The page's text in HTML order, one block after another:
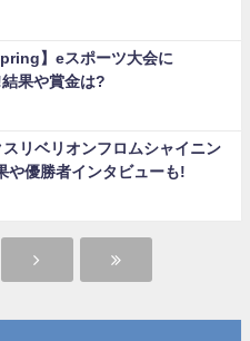
】eスポーツ大会に
果や賞金は?
リベリオンフロムシャイニン
や優勝者インタビューも!